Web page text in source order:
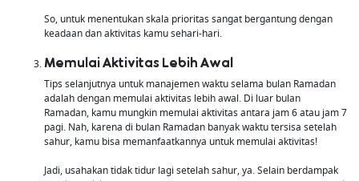
So, untuk menentukan skala prioritas sangat bergantung dengan
keadaan dan aktivitas kamu sehari-hari.
Memulai Aktivitas Lebih Awal
Tips selanjutnya untuk manajemen waktu selama bulan Ramadan
adalah dengan memulai aktivitas lebih awal. Di luar bulan
Ramadan, kamu mungkin memulai aktivitas antara jam 6 atau jam 7
pagi. Nah, karena di bulan Ramadan banyak waktu tersisa setelah
sahur, kamu bisa memanfaatkannya untuk memulai aktivitas!
Jadi, usahakan tidak tidur lagi setelah sahur, ya. Selain berdampak